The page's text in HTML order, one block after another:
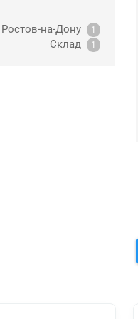
Ростов-на-Дону 1
Склад 1